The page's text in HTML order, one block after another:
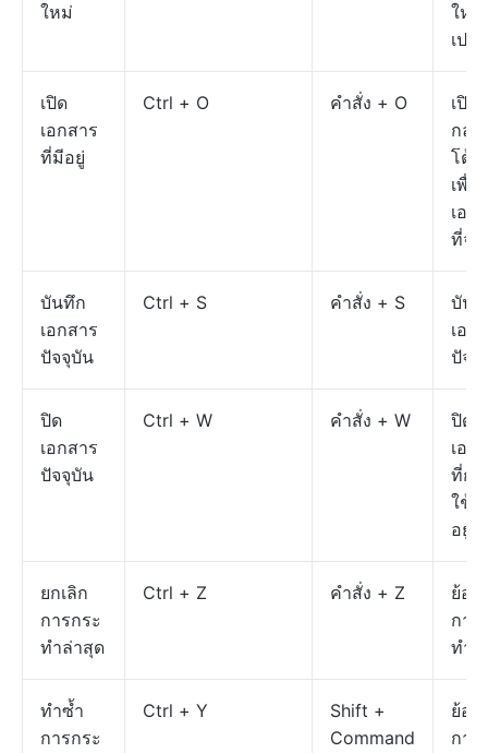
ใหม่
ใหม่
เปล่า
เปิด
เอกสาร
ที่มีอยู่
Ctrl + O คำสั่ง + O
เปิด
กล่อ
โต้ต
เพื่อ
เอก
ที่จะ
บันทึก
เอกสาร
ปัจจุบัน
Ctrl + S คำสั่ง + S
บัน
เอก
ปัจจุ
ปิด
เอกสาร
ปัจจุบัน
Ctrl + W คำสั่ง + W
ปิด
เอก
ที่กำ
ใช้ง
อยู่
ยกเลิก
การกระ
ทำล่าสุด
Ctrl + Z คำสั่ง + Z
ย้อ
การ
ทำล่
ทำซ้ำ
การกระ
Ctrl + Y
Shift +
Command
ย้อ
การ